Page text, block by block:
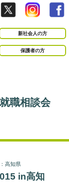
新社会人の方
保護者の方
職相談会
高知県
in高知